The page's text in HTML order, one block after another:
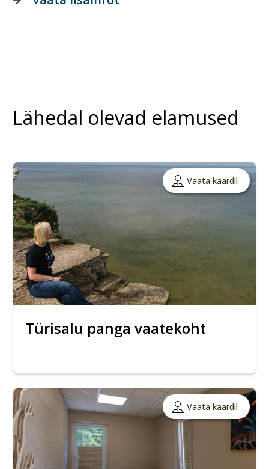
Lähedal olevad elamused
Vaata kaardil
Türisalu panga vaatekoht
Vaata kaardil